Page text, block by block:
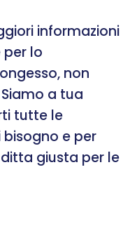
informazioni
lo
non
a tua
tutte le
bisogno e per
giusta per le